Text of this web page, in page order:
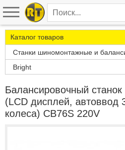
Каталог товаров
Станки шиномонтажные и
Bright
Балансировочный
(LCD дисплей, автоввод
колеса) CB76S 220V